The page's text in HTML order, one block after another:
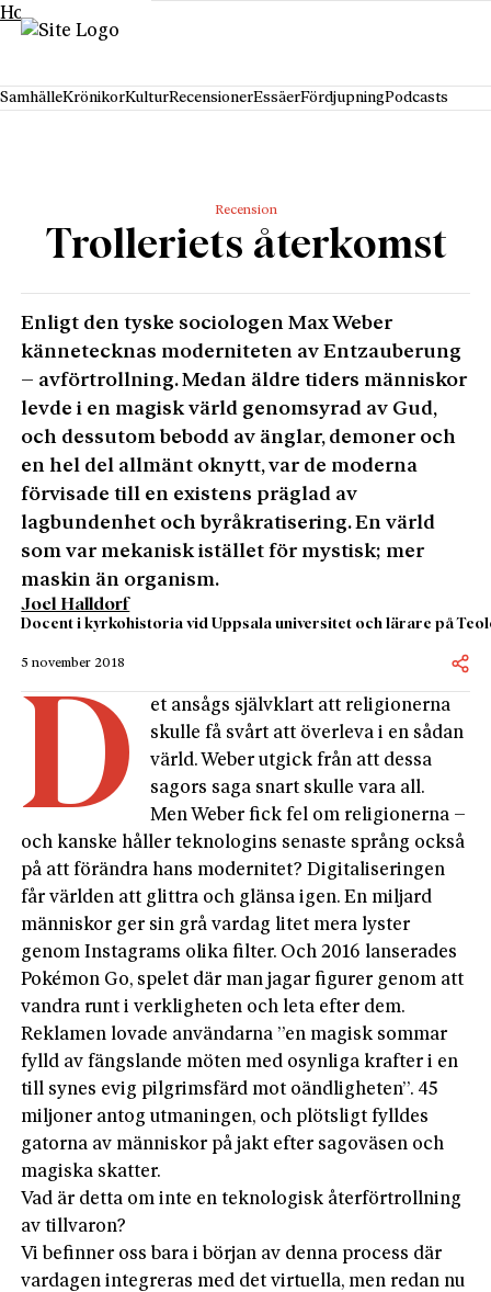
Hoppa till innehåll
SamhälleKrönikorKulturRecensionerEssäerFördjupningPodcasts
Recension
Trolleriets återkomst
Enligt den tyske sociologen Max Weber
kännetecknas moderniteten av Entzauberung
– avförtrollning. Medan äldre tiders människor
levde i en magisk värld genomsyrad av Gud,
och dessutom bebodd av änglar, demoner och
en hel del allmänt oknytt, var de moderna
förvisade till en existens präglad av
lagbundenhet och byråkratisering. En värld
som var mekanisk istället för mystisk; mer
maskin än organism.
Joel Halldorf
Docent i kyrkohistoria vid Uppsala universitet och lärare på
5 november 2018
D
et ansågs självklart att religionerna
skulle få svårt att överleva i en sådan
värld. Weber utgick från att dessa
sagors saga snart skulle vara all.
Men Weber fick fel om religionerna –
och kanske håller teknologins senaste språng också
på att förändra hans modernitet? Digitaliseringen
får världen att glittra och glänsa igen. En miljard
människor ger sin grå vardag litet mera lyster
genom Instagrams olika filter. Och 2016 lanserades
Pokémon Go, spelet där man jagar figurer genom att
vandra runt i verkligheten och leta efter dem.
Reklamen lovade användarna ”en magisk sommar
fylld av fängslande möten med osynliga krafter i en
till synes evig pilgrimsfärd mot oändligheten”. 45
miljoner antog utmaningen, och plötsligt fylldes
gatorna av människor på jakt efter sagoväsen och
magiska skatter.
Vad är detta om inte en teknologisk återförtrollning
av tillvaron?
Vi befinner oss bara i början av denna process där
vardagen integreras med det virtuella, men redan nu